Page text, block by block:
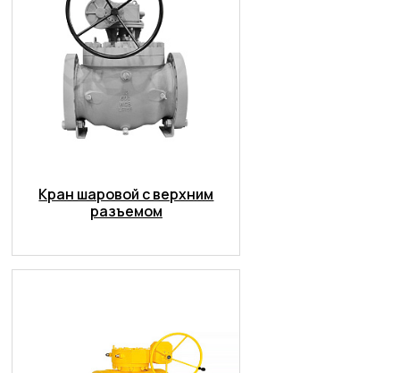
Кран шаровой с верхним
разъемом